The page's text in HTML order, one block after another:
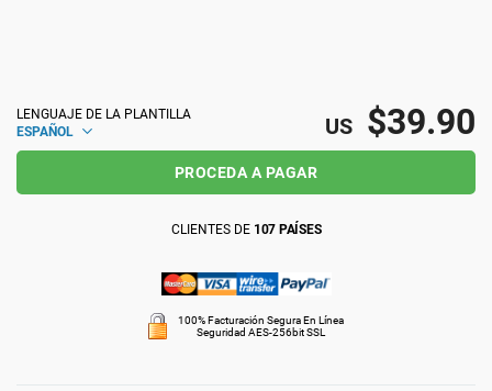
LENGUAJE DE LA PLANTILLA
ESPAÑOL
US $39.90
PROCEDA A PAGAR
CLIENTES DE 107 PAÍSES
100% Facturación Segura En Línea
Seguridad AES-256bit SSL